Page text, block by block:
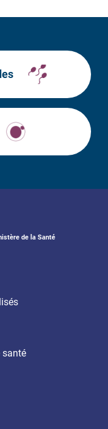
de la Santé
santé